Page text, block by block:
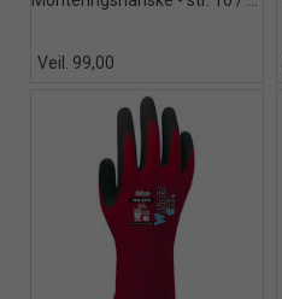
Veil. 99,00